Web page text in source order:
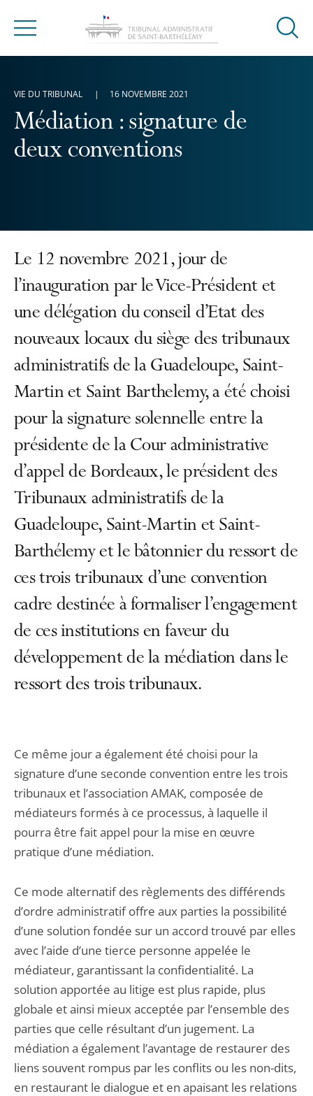
Menu
Ouvrir
Médiation : signature de
deux conventions
VIE DU TRIBUNAL 16 NOVEMBRE 2021
Le 12 novembre 2021, jour de
l’inauguration par le Vice-Président et
une délégation du conseil d’Etat des
nouveaux locaux du siège des tribunaux
administratifs de la Guadeloupe, Saint-
Martin et Saint Barthelemy, a été choisi
pour la signature solennelle entre la
présidente de la Cour administrative
d’appel de Bordeaux, le président des
Tribunaux administratifs de la
Guadeloupe, Saint-Martin et Saint-
Barthélemy et le bâtonnier du ressort de
ces trois tribunaux d’une convention
cadre destinée à formaliser l’engagement
de ces institutions en faveur du
développement de la médiation dans le
ressort des trois tribunaux.
Ce même jour a également été choisi pour la
signature d’une seconde convention entre les trois
tribunaux et l’association AMAK, composée de
médiateurs formés à ce processus, à laquelle il
pourra être fait appel pour la mise en œuvre
pratique d’une médiation.
Ce mode alternatif des règlements des différends
d’ordre administratif offre aux parties la possibilité
d’une solution fondée sur un accord trouvé par elles
avec l’aide d’une tierce personne appelée le
médiateur, garantissant la confidentialité. La
solution apportée au litige est plus rapide, plus
globale et ainsi mieux acceptée par l’ensemble des
parties que celle résultant d’un jugement. La
médiation a également l’avantage de restaurer des
liens souvent rompus par les conflits ou les non-dits,
en restaurant le dialogue et en apaisant les relations